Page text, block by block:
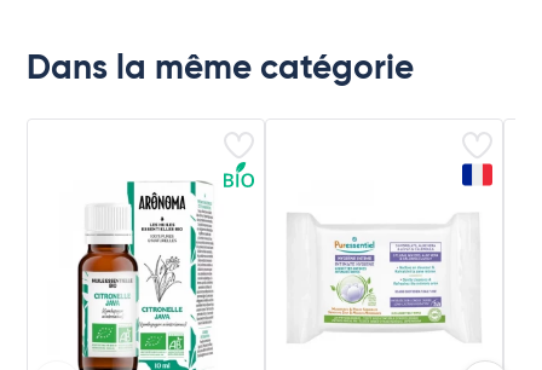
Dans la même catégorie